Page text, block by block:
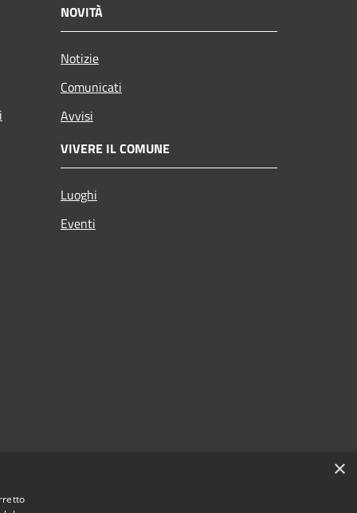
NOVITÀ
Notizie
Comunicati
Avvisi
VIVERE IL COMUNE
Luoghi
Eventi
×